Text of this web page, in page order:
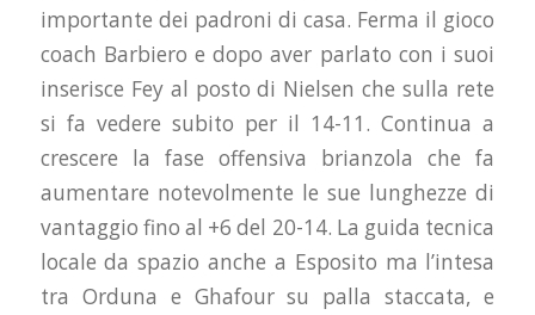
importante dei padroni di casa. Ferma il gioco
coach Barbiero e dopo aver parlato con i suoi
inserisce Fey al posto di Nielsen che sulla rete
si fa vedere subito per il 14-11. Continua a
crescere la fase offensiva brianzola che fa
aumentare notevolmente le sue lunghezze di
vantaggio fino al +6 del 20-14. La guida tecnica
locale da spazio anche a Esposito ma l’intesa
tra Orduna e Ghafour su palla staccata, e